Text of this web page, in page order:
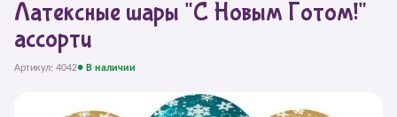
Латексные шары "С Новым Готом!"
ассорти
Артикул: 4042● В наличии